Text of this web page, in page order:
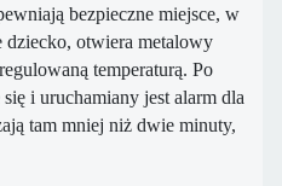
bezpieczne miejsce, w
otwiera metalowy
temperaturą. Po
i uruchamiany jest alarm dla
tam mniej niż dwie minuty,